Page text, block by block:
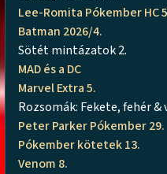
Lee-Romita Pókember HC
Batman 2026/4.
Sötét mintázatok 2.
MAD és a DC
Marvel Extra 5.
Rozsomák: Fekete, fehér &
Peter Parker Pókember 29.
Pókember kötetek 13.
Venom 8.